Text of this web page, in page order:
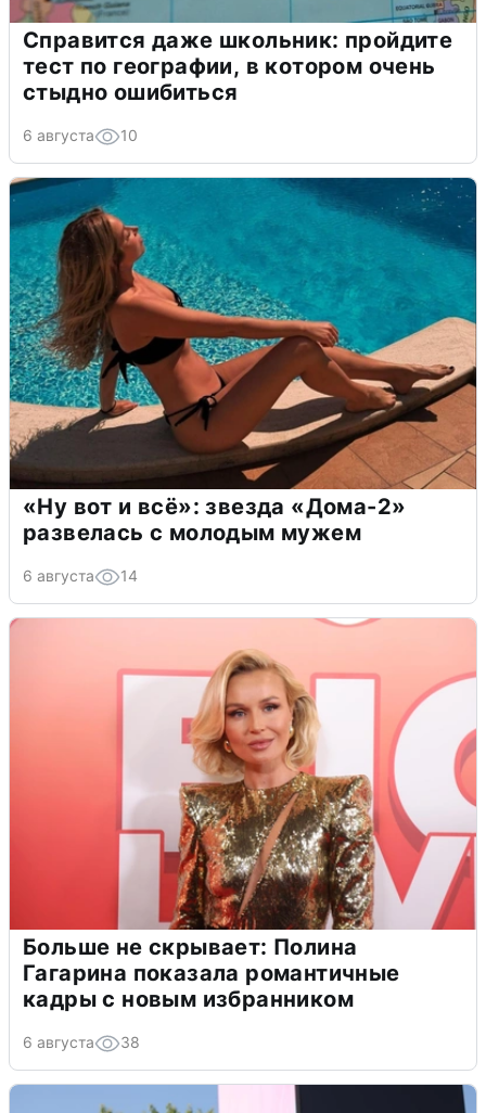
Справится даже школьник: пройдите
тест по географии, в котором очень
стыдно ошибиться
6 августа 10
«Ну вот и всё»: звезда «Дома-2»
развелась с молодым мужем
6 августа 14
Больше не скрывает: Полина
Гагарина показала романтичные
кадры с новым избранником
6 августа 38